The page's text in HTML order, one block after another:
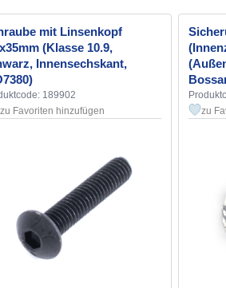
mit Linsenkopf
(Klasse 10.9,
Innensechskant,
189902
zu Favoriten hinzufügen
zu